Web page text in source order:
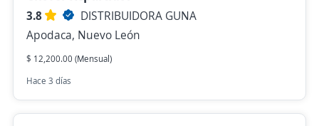
3.8
DISTRIBUIDORA GUNA
Apodaca, Nuevo León
$ 12,200.00 (Mensual)
Hace 3 días